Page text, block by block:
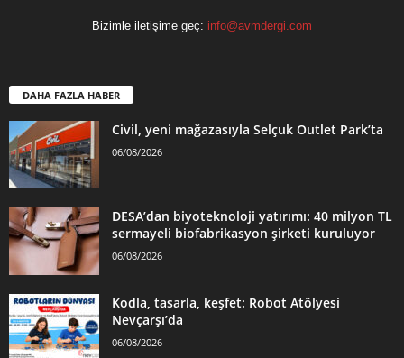
Bizimle iletişime geç: info@avmdergi.com
DAHA FAZLA HABER
Civil, yeni mağazasıyla Selçuk Outlet Park’ta
06/08/2026
DESA’dan biyoteknoloji yatırımı: 40 milyon TL
sermayeli biofabrikasyon şirketi kuruluyor
06/08/2026
Kodla, tasarla, keşfet: Robot Atölyesi
Nevçarşı’da
06/08/2026